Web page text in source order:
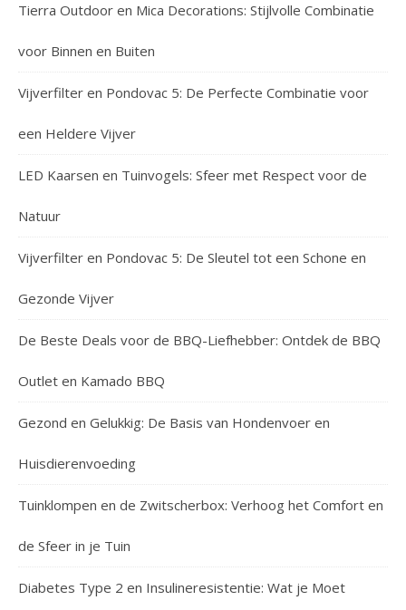
Tierra Outdoor en Mica Decorations: Stijlvolle Combinatie
voor Binnen en Buiten
Vijverfilter en Pondovac 5: De Perfecte Combinatie voor
een Heldere Vijver
LED Kaarsen en Tuinvogels: Sfeer met Respect voor de
Natuur
Vijverfilter en Pondovac 5: De Sleutel tot een Schone en
Gezonde Vijver
De Beste Deals voor de BBQ-Liefhebber: Ontdek de BBQ
Outlet en Kamado BBQ
Gezond en Gelukkig: De Basis van Hondenvoer en
Huisdierenvoeding
Tuinklompen en de Zwitscherbox: Verhoog het Comfort en
de Sfeer in je Tuin
Diabetes Type 2 en Insulineresistentie: Wat je Moet